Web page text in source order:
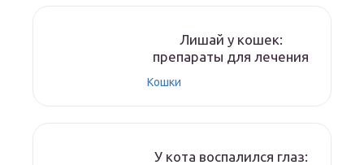
Лишай у кошек:
препараты для лечения
Кошки
У кота воспалился глаз: